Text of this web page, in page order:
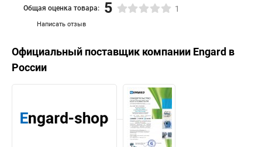
Написать отзыв
Общая оценка товара: 5 1
Официальный поставщик компании Engard в
России